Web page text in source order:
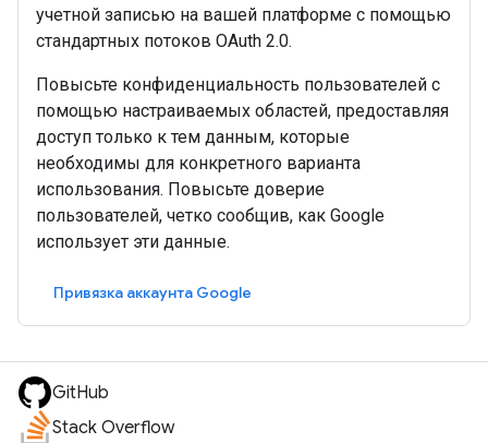
учетной записью на вашей платформе с помощью
стандартных потоков OAuth 2.0.
Повысьте конфиденциальность пользователей с
помощью настраиваемых областей, предоставляя
доступ только к тем данным, которые
необходимы для конкретного варианта
использования. Повысьте доверие
пользователей, четко сообщив, как Google
использует эти данные.
Привязка аккаунта Google
GitHub
Stack Overflow